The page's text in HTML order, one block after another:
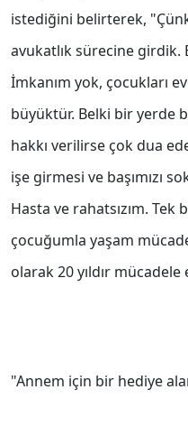
istediğini belirterek,
avukatlık sürecine girdik.
İmkanım yok, çocukları
büyüktür. Belki bir yerde
hakkı verilirse çok dua
işe girmesi ve başımızı
Hasta ve rahatsızım. Tek
çocuğumla yaşam
olarak 20 yıldır
"Annem için bir hediye